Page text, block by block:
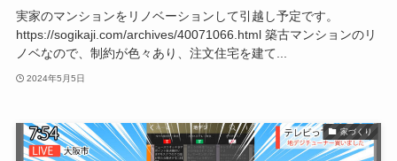
実家のマンションをリノベーションして引越し予定です。
https://sogikaji.com/archives/40071066.html 築古マンションのリ
ノベなので、制約が色々あり、注文住宅を建て...
2024年5月5日
家づくり